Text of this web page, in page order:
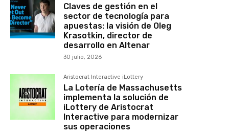
Claves de gestión en el
sector de tecnología para
apuestas: la visión de Oleg
Krasotkin, director de
desarrollo en Altenar
30 julio, 2026
Aristocrat Interactive iLottery
La Lotería de Massachusetts
implementa la solución de
iLottery de Aristocrat
Interactive para modernizar
sus operaciones